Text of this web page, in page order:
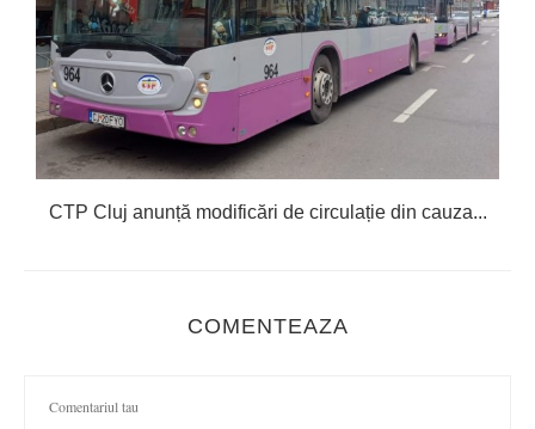
CTP Cluj anunță modificări de circulație din cauza...
COMENTEAZA